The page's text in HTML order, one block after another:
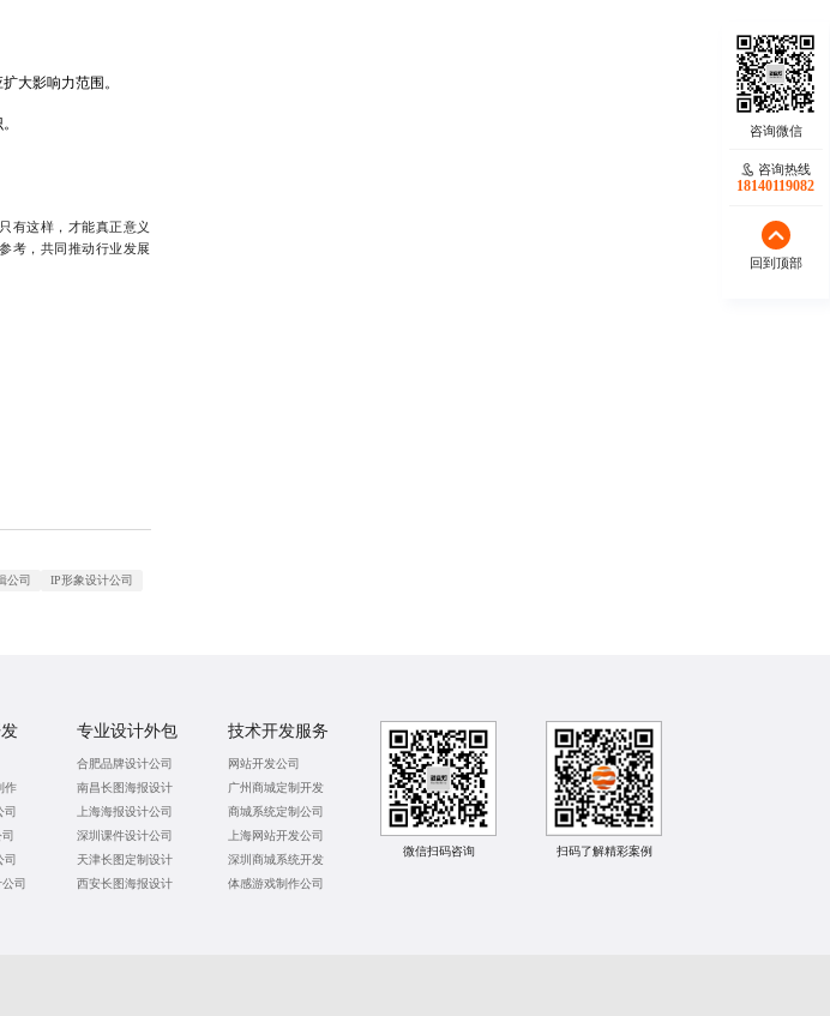
大影响力范围。
有这样，才能真正意义
考，共同推动行业发展
公司
IP形象设计公司
咨询热线
18140119082
回到顶部
作
司
司
司
专业设计外包
合肥品牌设计公司
南昌长图海报设计
上海海报设计公司
深圳课件设计公司
天津长图定制设计
西安长图海报设计
技术开发服务
网站开发公司
广州商城定制开发
商城系统定制公司
上海网站开发公司
深圳商城系统开发
体感游戏制作公司
微信扫码咨询 扫码了解精彩案例